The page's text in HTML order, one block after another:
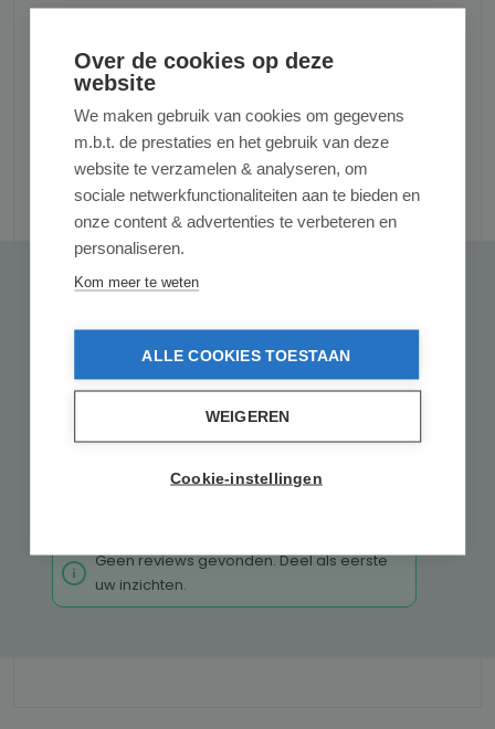
Reviews
0 van 0 reviews
Deel uw ervaringen met andere klanten.
Schrijf een review
Geen reviews gevonden. Deel als eerste
uw inzichten.
Over de cookies op deze
website
We maken gebruik van cookies om gegevens
m.b.t. de prestaties en het gebruik van deze
website te verzamelen & analyseren, om
sociale netwerkfunctionaliteiten aan te bieden en
onze content & advertenties te verbeteren en
personaliseren.
Kom meer te weten
ALLE COOKIES TOESTAAN
WEIGEREN
Cookie-instellingen